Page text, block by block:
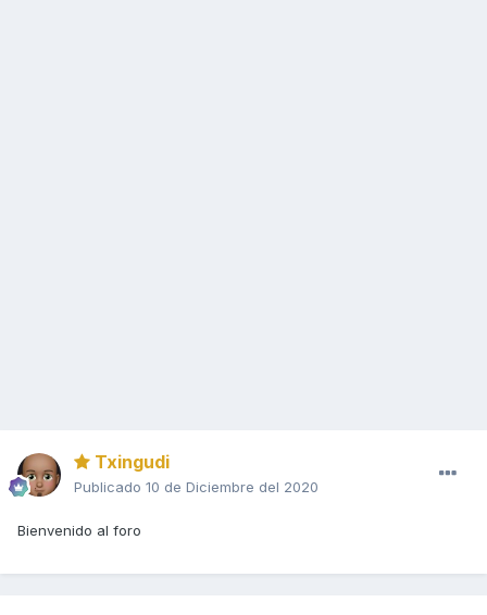
Txingudi
Publicado 10 de Diciembre del 2020
Bienvenido al foro